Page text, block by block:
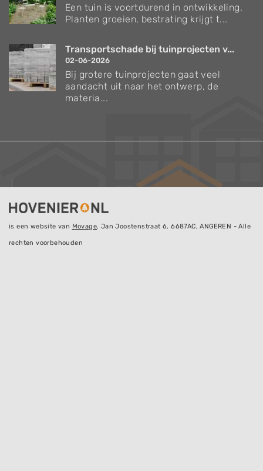
Een tuin is voortdurend in ontwikkeling.
Planten groeien, bestrating krijgt t...
Transportschade bij tuinprojecten v...
02-06-2026
Bij grotere tuinprojecten gaat veel
aandacht uit naar het ontwerp, de
materia...
is een website van Movage, Jan Joostenstraat 6, 6687AC, ANGEREN - Alle
rechten voorbehouden